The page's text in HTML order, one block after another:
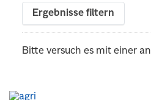
Ergebnisse filtern
Bitte versuch es mit einer